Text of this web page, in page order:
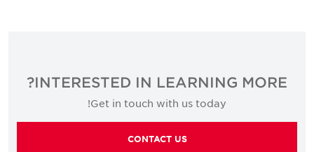
INTERESTED IN LEARNING MORE?
Get in touch with us today!
CONTACT US